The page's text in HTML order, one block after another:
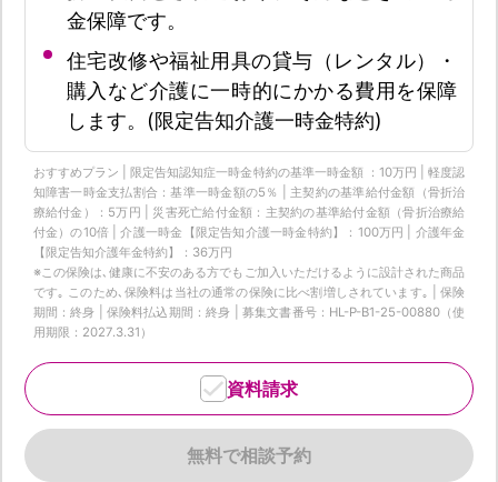
金保障です。
住宅改修や福祉用具の貸与（レンタル）・
購入など介護に一時的にかかる費用を保障
します。(限定告知介護一時金特約)
おすすめプラン | 限定告知認知症一時金特約の基準一時金額 ：10万円 | 軽度認
知障害一時金支払割合：基準一時金額の5％ | 主契約の基準給付金額（骨折治
療給付金）：5万円 | 災害死亡給付金額：主契約の基準給付金額（骨折治療給
付金）の10倍 | 介護一時金【限定告知介護一時金特約】：100万円 | 介護年金
【限定告知介護年金特約】：36万円
※この保険は､健康に不安のある方でもご加入いただけるように設計された商品
です｡ このため､保険料は当社の通常の保険に比べ割増しされています｡ | 保険
期間：終身 | 保険料払込期間：終身 | 募集文書番号：HL-P-B1-25-00880（使
用期限：2027.3.31）
無料で相談予約
資料請求